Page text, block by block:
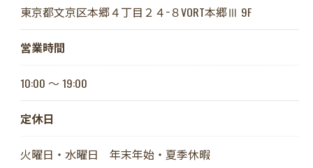
東京都文京区本郷４丁目２４−８VORT本郷Ⅲ 9F
営業時間
10:00 〜 19:00
定休日
火曜日・水曜日 年末年始・夏季休暇